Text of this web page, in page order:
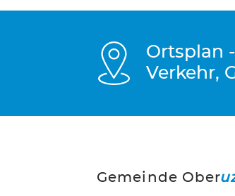
Ortsplan
Verkehr,
Gemeinde Ober